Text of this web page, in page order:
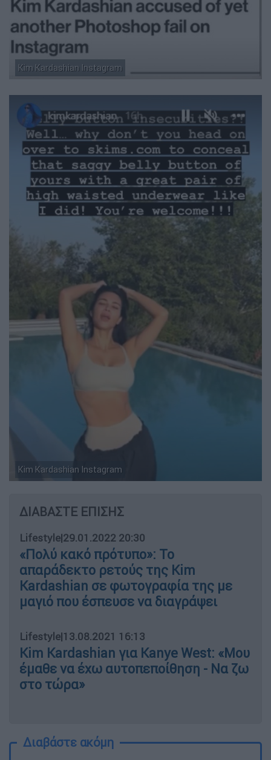
Kim Kardashian Instagram
Kim Kardashian Instagram
ΔΙΑΒΑΣΤΕ ΕΠΙΣΗΣ
Lifestyle|29.01.2022 20:30
«Πολύ κακό πρότυπο»: Το
απαράδεκτο ρετούς της Kim
Kardashian σε φωτογραφία της με
μαγιό που έσπευσε να διαγράψει
Lifestyle|13.08.2021 16:13
Kim Kardashian για Kanye West: «Μου
έμαθε να έχω αυτοπεποίθηση - Να ζω
στο τώρα»
Διαβάστε ακόμη